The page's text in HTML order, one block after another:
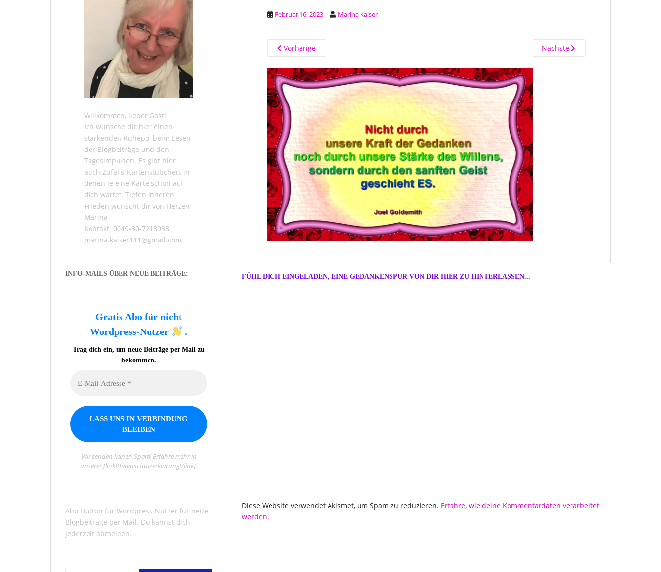
Februar 16, 2023 Marina Kaiser
Vorherige Nächste
FÜHL DICH EINGELADEN, EINE GEDANKENSPUR VON DIR HIER ZU HINTERLASSEN...
Diese Website verwendet Akismet, um Spam zu reduzieren. Erfahre, wie deine Kommentardaten verarbeitet
werden.
Willkommen, lieber Gast!
Ich wünsche dir hier einen
stärkenden Ruhepol beim Lesen
der Blogbeiträge und den
Tagesimpulsen. Es gibt hier
auch Zufalls-Kartenstübchen, in
denen je eine Karte schon auf
dich wartet. Tiefen inneren
Frieden wünscht dir von Herzen
Marina
Kontakt: 0049-30-7218938
marina.kaiser111@gmail.com
INFO-MAILS ÜBER NEUE BEITRÄGE:
Gratis Abo für nicht
Wordpress-Nutzer
.
Trag dich ein, um neue Beiträge per Mail zu
bekommen.
Wir senden keinen Spam! Erfahre mehr in
unserer [link]Datenschutzerklärung[/link].
Abo-Button für Wordpress-Nutzer für neue
Blogbeiträge per Mail. Du kannst dich
jederzeit abmelden.